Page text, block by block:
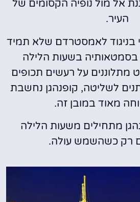
העיר.
בניגוד לאמסטרדם שלא תמיד
בשעות הלילה
מתלוננים על רעשים תכופים
לשליטה, קופנהגן נחשבת
מאוד במובן זה.
מתחילים משעות הלילה
רק כשהשמש עולה.